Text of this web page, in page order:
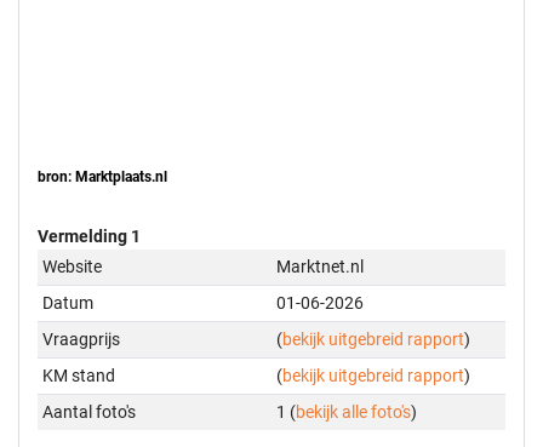
bron: Marktplaats.nl
Vermelding 1
Website
Marktnet.nl
Datum
01-06-2026
Vraagprijs
(bekijk uitgebreid rapport)
KM stand
(bekijk uitgebreid rapport)
Aantal foto's
1 (bekijk alle foto's)